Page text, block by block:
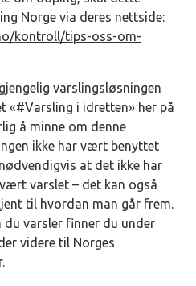
Norge via deres nettside:
kontroll/tips-oss-om-
varslingsløsningen
«#Varsling i idretten» her på
å minne om denne
ikke har vært benyttet
at det ikke har
varslet – det kan også
til hvordan man går frem.
varsler finner du under
videre til Norges